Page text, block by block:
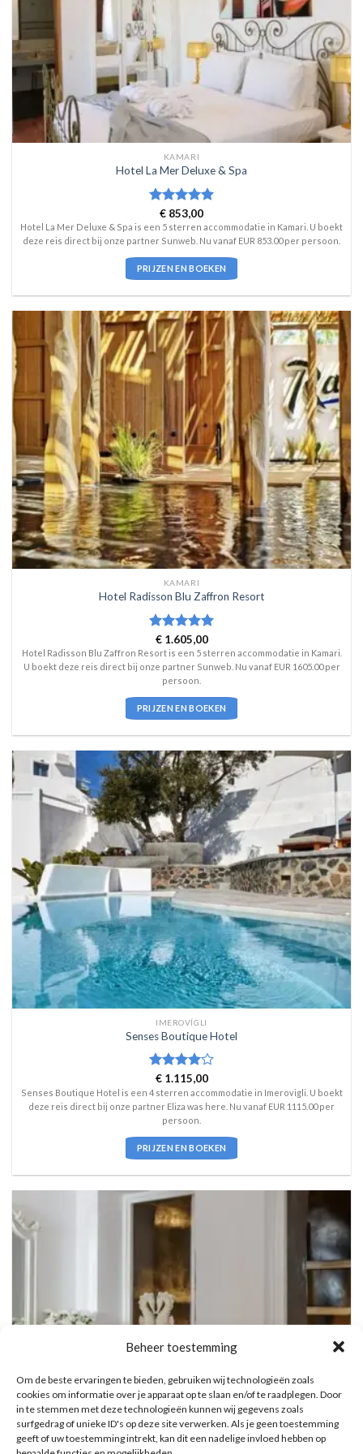
Beheer toestemming
Om de beste ervaringen te bieden, gebruiken wij technologieën zoals
cookies om informatie over je apparaat op te slaan en/of te raadplegen. Door
in te stemmen met deze technologieën kunnen wij gegevens zoals
surfgedrag of unieke ID's op deze site verwerken. Als je geen toestemming
geeft of uw toestemming intrekt, kan dit een nadelige invloed hebben op
KAMARI
Hotel La Mer Deluxe & Spa
Waardering
5uit 5
€ 853,00
Hotel La Mer Deluxe & Spa is een 5 sterren accommodatie in Kamari. U boekt
deze reis direct bij onze partner Sunweb. Nu vanaf EUR 853.00 per persoon.
PRIJZEN EN BOEKEN
KAMARI
Hotel Radisson Blu Zaffron Resort
Waardering
5uit 5
€1.605,00
Hotel Radisson Blu Zaffron Resort is een 5 sterren accommodatie in Kamari.
U boekt deze reis direct bij onze partner Sunweb. Nu vanaf EUR 1605.00 per
persoon.
PRIJZEN EN BOEKEN
IMEROVÍGLI
Senses Boutique Hotel
Waardering
4uit 5
€1.115,00
Senses Boutique Hotel is een 4 sterren accommodatie in Imerovigli. U boekt
deze reis direct bij onze partner Eliza was here. Nu vanaf EUR 1115.00 per
persoon.
PRIJZEN EN BOEKEN